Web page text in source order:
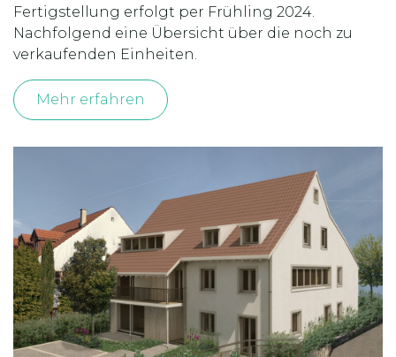
Fertigstellung erfolgt per Frühling 2024.
Nachfolgend eine Übersicht über die noch zu
verkaufenden Einheiten.
Mehr erfahren